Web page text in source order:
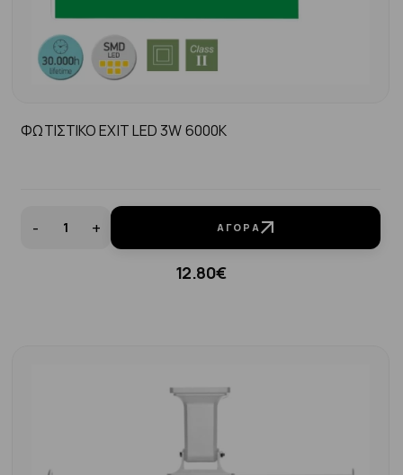
ΦΩΤΙΣΤΙΚΟ EXIT LED 3W 6000K
- + ΑΓΟΡΆ
12.80€